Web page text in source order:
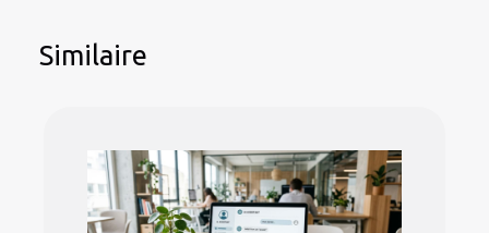
Similaire